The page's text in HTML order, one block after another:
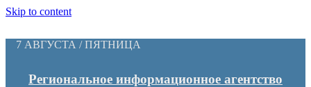
Skip to content
7 АВГУСТА / ПЯТНИЦА
Региональное информационное агентство